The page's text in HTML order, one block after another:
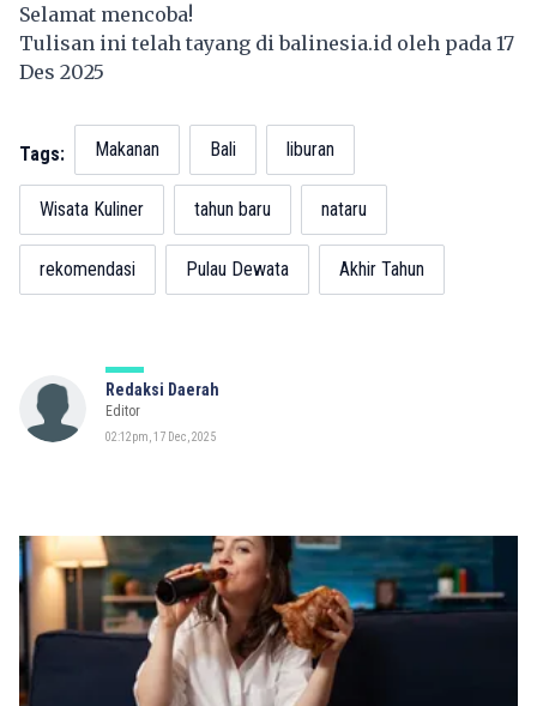
Selamat mencoba!
Tulisan ini telah tayang dibalinesia.id oleh pada 17
Des 2025
Tags: Makanan Bali liburan
Wisata Kuliner tahun baru nataru
rekomendasi Pulau Dewata Akhir Tahun
Redaksi Daerah
Editor
02:12pm, 17 Dec, 2025